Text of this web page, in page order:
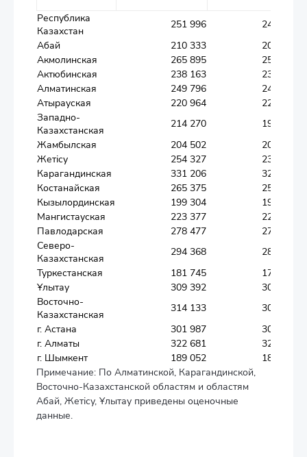
Республика
Казахстан
251 996
246 819
Абай
210 333
206 788
Акмолинская
265 895
255 484
Актюбинская
238 163
234 453
Алматинская
249 796
241 067
Атырауская
220 964
220 834
Западно-
Казахстанская
214 270
198 812
Жамбылская
204 502
201 700
Жетісу
254 327
236 238
Карагандинская
331 206
327 255
Костанайская
265 375
251 030
Кызылординская
199 304
197 670
Мангистауская
223 377
223 358
Павлодарская
278 477
271 643
Северо-
Казахстанская
294 368
281 092
Туркестанская
181 745
177 444
Ұлытау
309 392
307 449
Восточно-
Казахстанская
314 133
306 542
г. Астана
301 987
300 529
г. Алматы
322 681
322 127
г. Шымкент
189 052
188 923
Примечание: По Алматинской, Карагандинской,
Восточно-Казахстанской областям и областям
Абай, Жетісу, Ұлытау приведены оценочные
данные.